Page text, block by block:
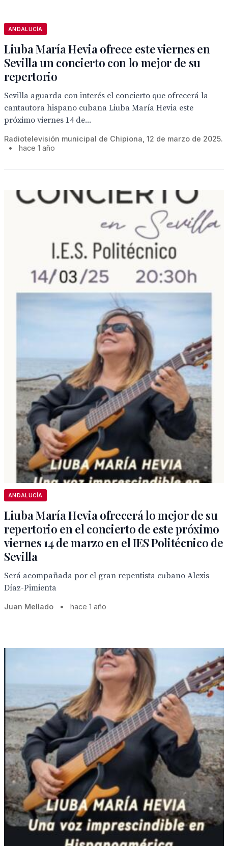
ANDALUCÍA
Liuba María Hevia ofrece este viernes en
Sevilla un concierto con lo mejor de su
repertorio
Sevilla aguarda con interés el concierto que ofrecerá la
cantautora hispano cubana Liuba María Hevia este
próximo viernes 14 de...
Radiotelevisión municipal de Chipiona, 12 de marzo de 2025.
•
hace 1 año
ANDALUCÍA
Liuba María Hevia ofrecerá lo mejor de su
repertorio en el concierto de este próximo
viernes 14 de marzo en el IES Politécnico de
Sevilla
Será acompañada por el gran repentista cubano Alexis
Díaz-Pimienta
Juan Mellado • hace 1 año